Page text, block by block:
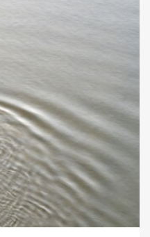
nem posztol a
követői azt...